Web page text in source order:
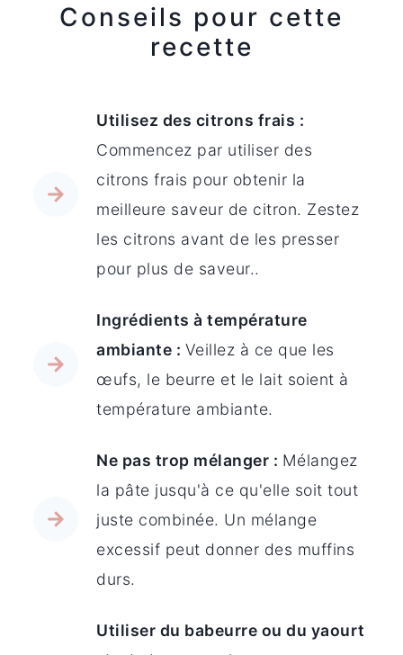
Conseils pour cette
recette
Utilisez des citrons frais :
Commencez par utiliser des
citrons frais pour obtenir la
meilleure saveur de citron. Zestez
les citrons avant de les presser
pour plus de saveur..
Ingrédients à température
ambiante : Veillez à ce que les
œufs, le beurre et le lait soient à
température ambiante.
Ne pas trop mélanger : Mélangez
la pâte jusqu'à ce qu'elle soit tout
juste combinée. Un mélange
excessif peut donner des muffins
durs.
Utiliser du babeurre ou du yaourt